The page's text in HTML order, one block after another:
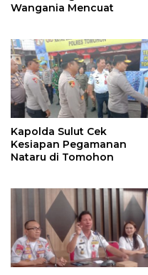
Wangania Mencuat
Kapolda Sulut Cek
Kesiapan Pegamanan
Nataru di Tomohon